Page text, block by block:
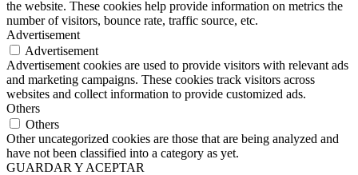
the website. These cookies help provide information on metrics the
number of visitors, bounce rate, traffic source, etc.
Advertisement
Advertisement
Advertisement cookies are used to provide visitors with relevant ads
and marketing campaigns. These cookies track visitors across
websites and collect information to provide customized ads.
Others
Others
Other uncategorized cookies are those that are being analyzed and
have not been classified into a category as yet.
GUARDAR Y ACEPTAR